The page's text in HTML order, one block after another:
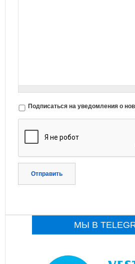
Подписаться на уведомления о
Отправить
МЫ В